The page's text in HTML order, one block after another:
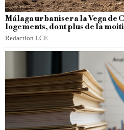
Málaga urbanisera la Vega de
logements, dont plus de la
Redaction LCE